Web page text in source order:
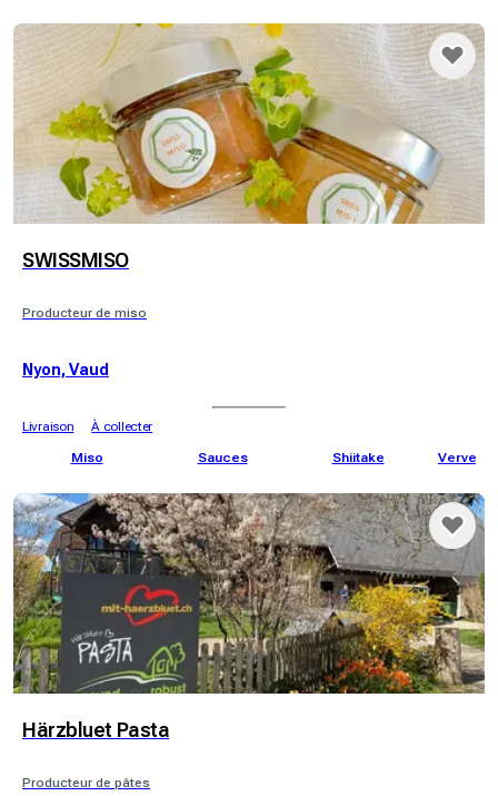
SWISSMISO
Producteur de miso
Nyon, Vaud
Livraison
À collecter
Miso
Sauces Shiitake
Härzbluet Pasta
Producteur de pâtes